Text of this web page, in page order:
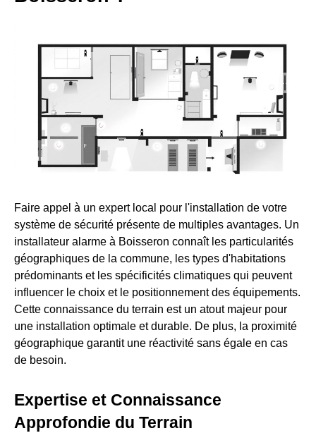
Faire appel à un expert local pour l'installation de votre
système de sécurité présente de multiples avantages. Un
installateur alarme à Boisseron connaît les particularités
géographiques de la commune, les types d'habitations
prédominants et les spécificités climatiques qui peuvent
influencer le choix et le positionnement des équipements.
Cette connaissance du terrain est un atout majeur pour
une installation optimale et durable. De plus, la proximité
géographique garantit une réactivité sans égale en cas
de besoin.
Expertise et Connaissance
Approfondie du Terrain